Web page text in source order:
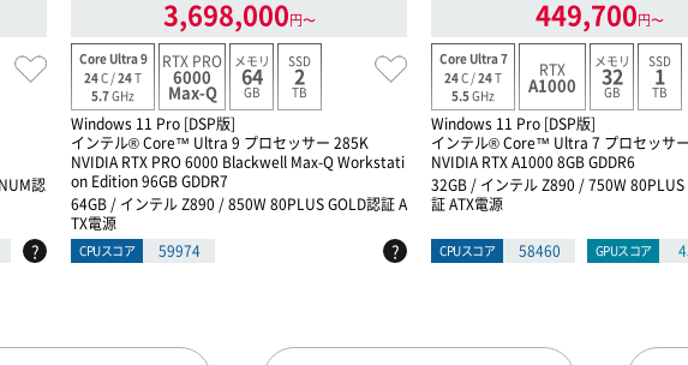
認
?
3,698,000円〜
Core Ultra 9
24C /24T
5.7GHz
RTX PRO
6000
Max-Q
メモリ
64
GB
SSD
2
TB
Windows 11 Pro [DSP版]
インテル® Core™ Ultra 9 プロセッサー 285K
NVIDIA RTX PRO 6000 Blackwell Max-Q Workstati
on Edition 96GB GDDR7
64GB / インテル Z890 / 850W 80PLUS GOLD認証 A
TX電源
CPUスコア 59974 ?
449,700円〜
Core Ultra 7
24C /24T
5.5GHz
RTX
A1000
メモリ
32
GB
SSD
1
TB
Windows 11 Pro [DSP版]
インテル® Core™ Ultra 7 プロセッサ
NVIDIA RTX A1000 8GB GDDR6
32GB / インテル Z890 / 750W 80PLUS
証 ATX電源
CPUスコア 58460 GPUスコア